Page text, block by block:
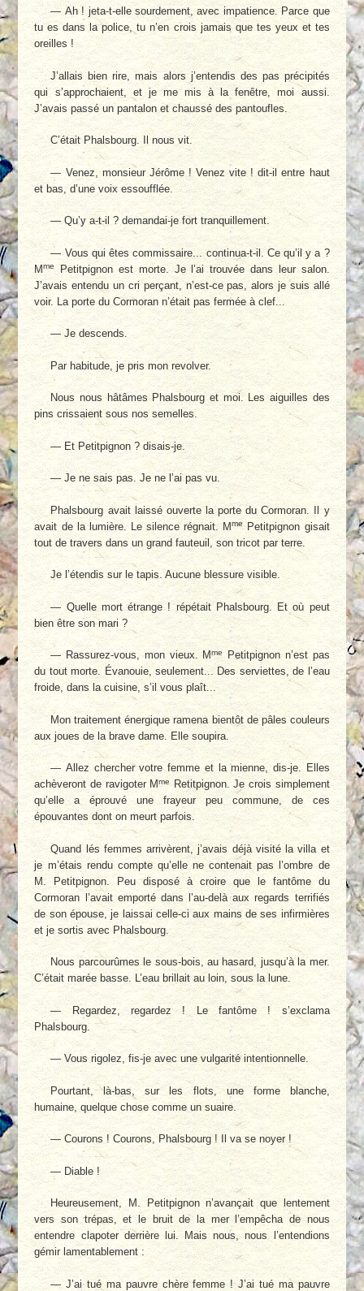
— Ah ! jeta-t-elle sourdement, avec impatience. Parce que
tu es dans la police, tu n’en crois jamais que tes yeux et tes
oreilles !
J’allais bien rire, mais alors j’entendis des pas précipités
qui s’approchaient, et je me mis à la fenêtre, moi aussi.
J’avais passé un pantalon et chaussé des pantoufles.
C’était Phalsbourg. Il nous vit.
— Venez, monsieur Jérôme ! Venez vite ! dit-il entre haut
et bas, d’une voix essoufflée.
— Qu’y a-t-il ? demandai-je fort tranquillement.
— Vous qui êtes commissaire... continua-t-il. Ce qu’il y a ?
Mme Petitpignon est morte. Je l’ai trouvée dans leur salon.
J’avais entendu un cri perçant, n’est-ce pas, alors je suis allé
voir. La porte du Cormoran n’était pas fermée à clef...
— Je descends.
Par habitude, je pris mon revolver.
Nous nous hâtâmes Phalsbourg et moi. Les aiguilles des
pins crissaient sous nos semelles.
— Et Petitpignon ? disais-je.
— Je ne sais pas. Je ne l’ai pas vu.
Phalsbourg avait laissé ouverte la porte du Cormoran. Il y
avait de la lumière. Le silence régnait. MmePetitpignon gisait
tout de travers dans un grand fauteuil, son tricot par terre.
Je l’étendis sur le tapis. Aucune blessure visible.
— Quelle mort étrange ! répétait Phalsbourg. Et où peut
bien être son mari ?
— Rassurez-vous, mon vieux. Mme
Petitpignon n’est pas
du tout morte. Évanouie, seulement... Des serviettes, de l’eau
froide, dans la cuisine, s’il vous plaît...
Mon traitement énergique ramena bientôt de pâles couleurs
aux joues de la brave dame. Elle soupira.
— Allez chercher votre femme et la mienne, dis-je. Elles
achèveront de ravigoter Mme
Retitpignon. Je crois simplement
qu’elle a éprouvé une frayeur peu commune, de ces
épouvantes dont on meurt parfois.
Quand lés femmes arrivèrent, j’avais déjà visité la villa et
je m’étais rendu compte qu’elle ne contenait pas l’ombre de
M. Petitpignon. Peu disposé à croire que le fantôme du
Cormoran l’avait emporté dans l’au-delà aux regards terrifiés
de son épouse, je laissai celle-ci aux mains de ses infirmières
et je sortis avec Phalsbourg.
Nous parcourûmes le sous-bois, au hasard, jusqu’à la mer.
C’était marée basse. L’eau brillait au loin, sous la lune.
— Regardez, regardez ! Le fantôme ! s’exclama
Phalsbourg.
— Vous rigolez, fis-je avec une vulgarité intentionnelle.
Pourtant, là-bas, sur les flots, une forme blanche,
humaine, quelque chose comme un suaire.
— Courons ! Courons, Phalsbourg ! Il va se noyer !
— Diable !
Heureusement, M. Petitpignon n’avançait que lentement
vers son trépas, et le bruit de la mer l’empêcha de nous
entendre clapoter derrière lui. Mais nous, nous l’entendions
gémir lamentablement :
— J’ai tué ma pauvre chère femme ! J’ai tué ma pauvre